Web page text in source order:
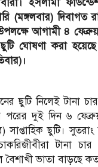
ইসলামী
(মঙ্গলবার) দিবাগত
আগামী ৪
ঘোষণা করা
ছুটি নিলেই টানা
পরের দুই দিন ৬
সাপ্তাহিক ছুটি।
টানা চার
বৈশাখী ভাতা বাড়ছে